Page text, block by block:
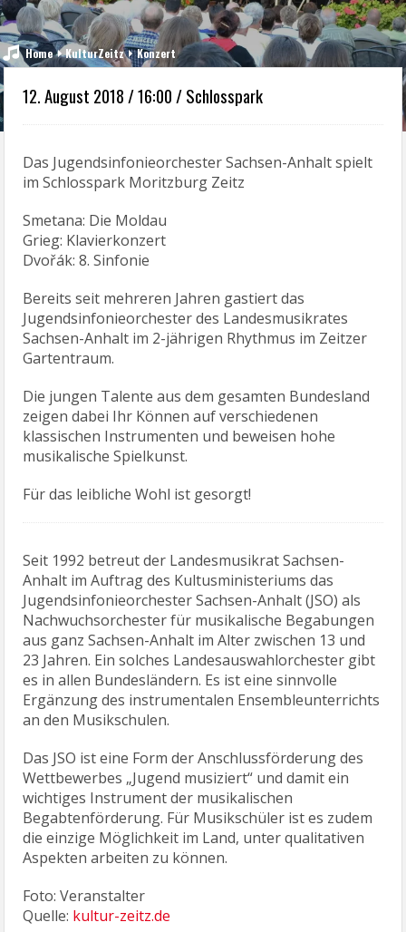
Home KulturZeitz Konzert
12. August 2018 / 16:00 / Schlosspark
Das Jugendsinfonieorchester Sachsen-Anhalt spielt
im Schlosspark Moritzburg Zeitz
Smetana: Die Moldau
Grieg: Klavierkonzert
Dvořák: 8. Sinfonie
Bereits seit mehreren Jahren gastiert das
Jugendsinfonieorchester des Landesmusikrates
Sachsen-Anhalt im 2-jährigen Rhythmus im Zeitzer
Gartentraum.
Die jungen Talente aus dem gesamten Bundesland
zeigen dabei Ihr Können auf verschiedenen
klassischen Instrumenten und beweisen hohe
musikalische Spielkunst.
Für das leibliche Wohl ist gesorgt!
Seit 1992 betreut der Landesmusikrat Sachsen-
Anhalt im Auftrag des Kultusministeriums das
Jugendsinfonieorchester Sachsen-Anhalt (JSO) als
Nachwuchsorchester für musikalische Begabungen
aus ganz Sachsen-Anhalt im Alter zwischen 13 und
23 Jahren. Ein solches Landesauswahlorchester gibt
es in allen Bundesländern. Es ist eine sinnvolle
Ergänzung des instrumentalen Ensembleunterrichts
an den Musikschulen.
Das JSO ist eine Form der Anschlussförderung des
Wettbewerbes „Jugend musiziert“ und damit ein
wichtiges Instrument der musikalischen
Begabtenförderung. Für Musikschüler ist es zudem
die einzige Möglichkeit im Land, unter qualitativen
Aspekten arbeiten zu können.
Foto: Veranstalter
Quelle: kultur-zeitz.de